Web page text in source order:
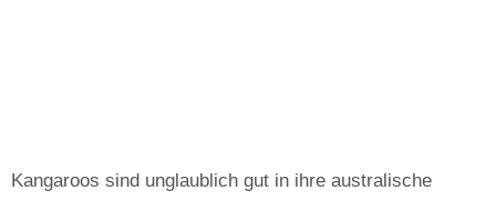
Kangaroos sind unglaublich gut in ihre australische